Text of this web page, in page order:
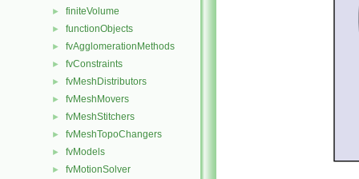
► finiteVolume
► functionObjects
► fvAgglomerationMethods
► fvConstraints
► fvMeshDistributors
► fvMeshMovers
► fvMeshStitchers
► fvMeshTopoChangers
► fvModels
► fvMotionSolver